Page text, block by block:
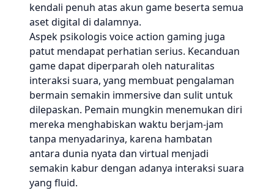
kendali penuh atas akun game beserta semua
aset digital di dalamnya.
Aspek psikologis voice action gaming juga
patut mendapat perhatian serius. Kecanduan
game dapat diperparah oleh naturalitas
interaksi suara, yang membuat pengalaman
bermain semakin immersive dan sulit untuk
dilepaskan. Pemain mungkin menemukan diri
mereka menghabiskan waktu berjam-jam
tanpa menyadarinya, karena hambatan
antara dunia nyata dan virtual menjadi
semakin kabur dengan adanya interaksi suara
yang fluid.